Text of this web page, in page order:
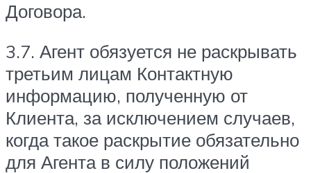
Договора.
3.7. Агент обязуется не раскрывать
третьим лицам Контактную
информацию, полученную от
Клиента, за исключением случаев,
когда такое раскрытие обязательно
для Агента в силу положений